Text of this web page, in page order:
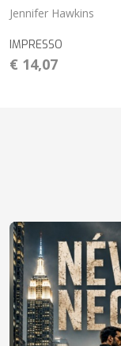
Jennifer Hawkins
IMPRESSO
€ 14,07